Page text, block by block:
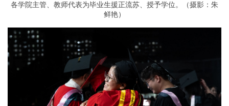
各学院主管、教师代表为毕业生援正流苏、授予学位。（摄影：朱
鲜艳）